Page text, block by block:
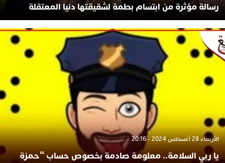
رسالة مؤثرة من ابتسام بطمة لشقيقتها دنيا المعتقلة
الأربعاء 28 أغسطس 2024 - 20:16
يا ربي السلامة.. معلومة صادمة بخصوص حساب “حمزة